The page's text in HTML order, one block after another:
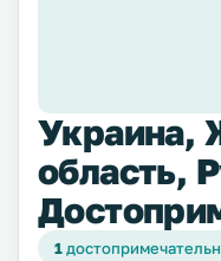
Украина,
область,
1